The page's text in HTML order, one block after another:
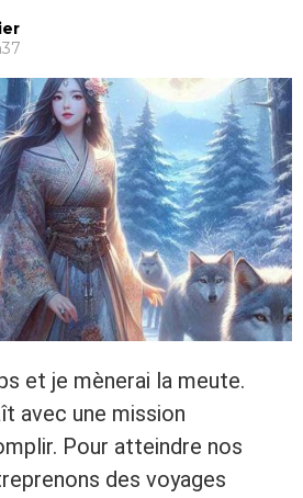
et je mènerai la meute.
avec une mission
Pour atteindre nos
des voyages